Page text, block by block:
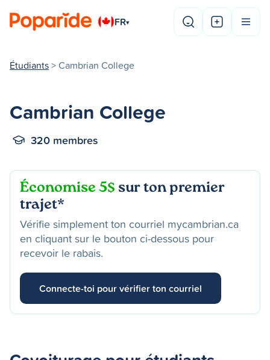
FR▾
Étudiants> Cambrian College
Cambrian College
320 membres
Économise 5$ sur ton premier
trajet*
Vérifie simplement ton courriel mycambrian.ca
en cliquant sur le bouton ci-dessous pour
recevoir le rabais.
Connecte-toi pour vérifier ton courriel